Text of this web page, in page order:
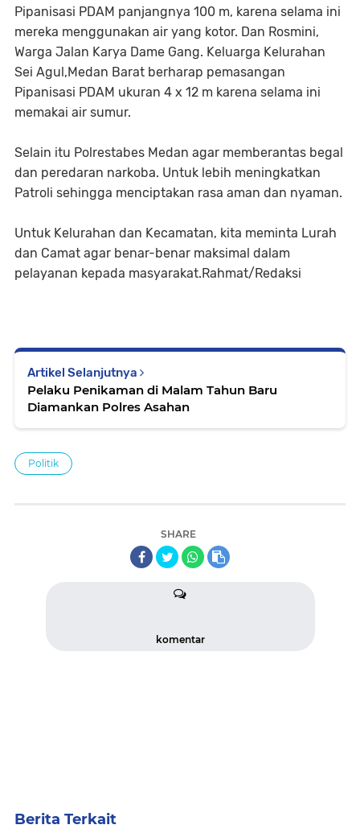
Pipanisasi PDAM panjangnya 100 m, karena selama ini
mereka menggunakan air yang kotor. Dan Rosmini,
Warga Jalan Karya Dame Gang. Keluarga Kelurahan
Sei Agul,Medan Barat berharap pemasangan
Pipanisasi PDAM ukuran 4 x 12 m karena selama ini
memakai air sumur.
Selain itu Polrestabes Medan agar memberantas begal
dan peredaran narkoba. Untuk lebih meningkatkan
Patroli sehingga menciptakan rasa aman dan nyaman.
Untuk Kelurahan dan Kecamatan, kita meminta Lurah
dan Camat agar benar-benar maksimal dalam
pelayanan kepada masyarakat.Rahmat/Redaksi
Artikel Selanjutnya
Pelaku Penikaman di Malam Tahun Baru
Diamankan Polres Asahan
Politik
SHARE
komentar
Berita Terkait